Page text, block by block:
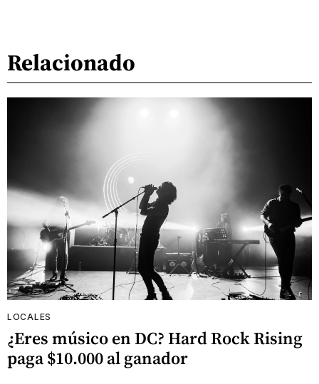
Relacionado
LOCALES
¿Eres músico en DC? Hard Rock Rising
paga $10.000 al ganador